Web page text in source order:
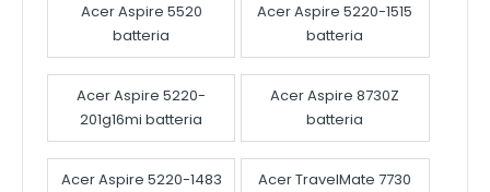
Acer Aspire 5520
batteria
Acer Aspire 5220-1515
batteria
Acer Aspire 5220-
201g16mi batteria
Acer Aspire 8730Z
batteria
Acer Aspire 5220-1483
Acer TravelMate 7730